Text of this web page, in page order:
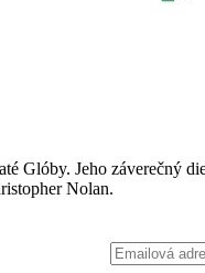
Glóby. Jeho záverečný
Nolan.